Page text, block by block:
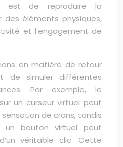
est de reproduire la
éléments physiques,
et l’engagement de
en matière de retour
de simuler différentes
Par exemple, le
un curseur virtuel peut
sensation de crans, tandis
un bouton virtuel peut
véritable clic. Cette